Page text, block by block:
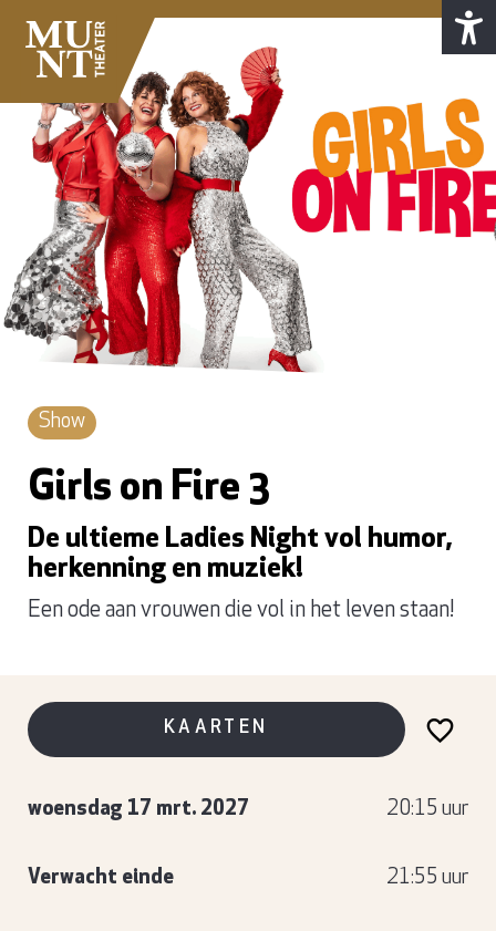
Show
Girls on Fire 3
De ultieme Ladies Night vol humor,
herkenning en muziek!
Een ode aan vrouwen die vol in het leven staan!
KAARTEN
woensdag 17 mrt. 2027 20:15 uur
Verwacht einde 21:55 uur